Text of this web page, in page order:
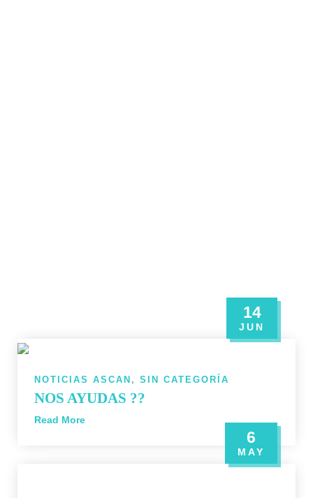
14
JUN
NOTICIAS ASCAN , SIN CATEGORÍA
NOS AYUDAS ??
Read More
6
MAY